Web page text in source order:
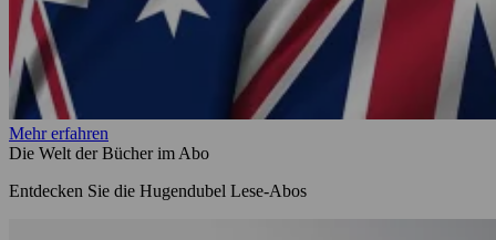
Mehr erfahren
Die Welt der Bücher im Abo
Entdecken Sie die Hugendubel Lese-Abos